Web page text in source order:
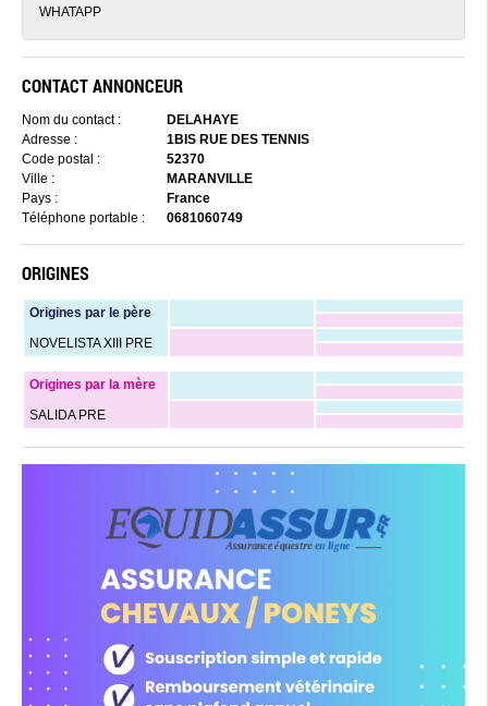
WHATAPP
CONTACT ANNONCEUR
Nom du contact :
DELAHAYE
Adresse :
1BIS RUE DES TENNIS
Code postal :
52370
Ville :
MARANVILLE
Pays :
France
Téléphone portable :
0681060749
ORIGINES
Origines par le père
NOVELISTA XIII PRE
Origines par la mère
SALIDA PRE